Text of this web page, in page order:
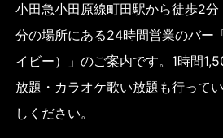
小田急小田原線町田駅から徒歩2
分の場所にある24時間営業のバー
イビー）」のご案内です。 1時間
放題・カラオケ歌い放題も行ってい
しください。